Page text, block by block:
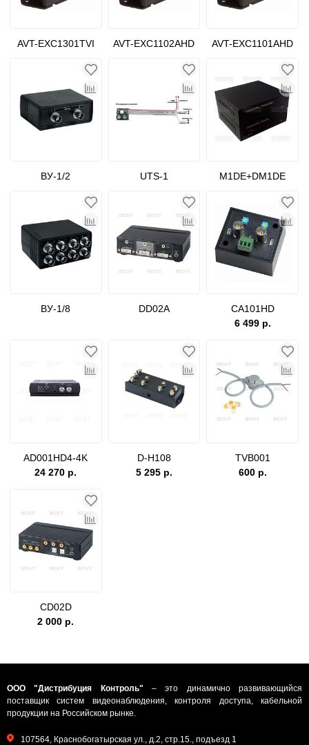
AVT-EXC1301TVI AVT-EXC1102AHD AVT-EXC1101AHD
ВУ-1/2 UTS-1 M1DE+DM1DE
ВУ-1/8 DD02A
CA101HD
6 499 р.
AD001HD4-4K
24 270 р.
D-H108
5 295 р.
TVB001
600 р.
CD02D
2 000 р.
ООО "Дистрибуция Контроль" – это динамично развивающийся
поставщик систем видеонаблюдения, контроля доступа, кабельной
продукции на Российском рынке.
107564, Краснобогатырская ул., д.2, стр.15., подъезд 1